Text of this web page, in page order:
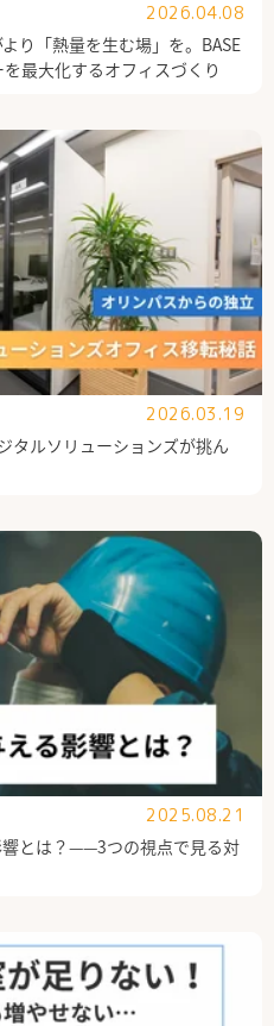
り「熱量を生む場」を。BASE
最大化するオフィスづくり
2026.04.08
タルソリューションズが挑ん
2026.03.19
響とは？——3つの視点で見る対
2025.08.21